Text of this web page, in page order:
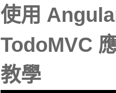
使用
TodoMVC
教學